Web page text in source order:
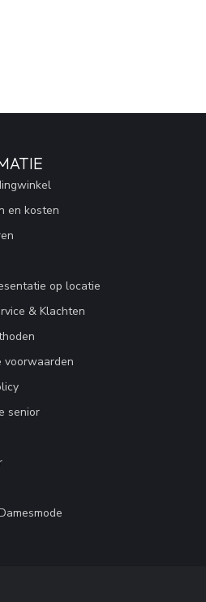
en kosten
op locatie
& Klachten
voorwaarden
senior